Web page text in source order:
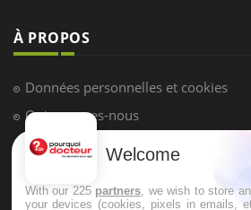
À PROPOS
Données personnelles et cookies
Qui sommes-nous
Conditions d'utilisation
Mentions Légales
Welcome
With our 225 partners , we wish to store
your devices (cookies, pixels in emails,